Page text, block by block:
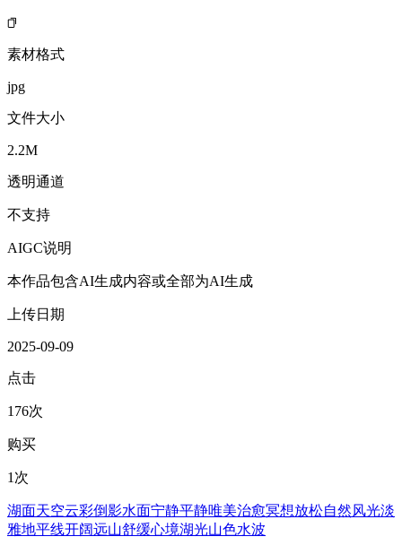
素材格式
jpg
文件大小
2.2M
透明通道
不支持
AIGC说明
本作品包含AI生成内容或全部为AI生成
上传日期
2025-09-09
点击
176次
购买
1次
湖面天空云彩倒影水面宁静平静唯美治愈冥想放松自然风光淡
雅地平线开阔远山舒缓心境湖光山色水波